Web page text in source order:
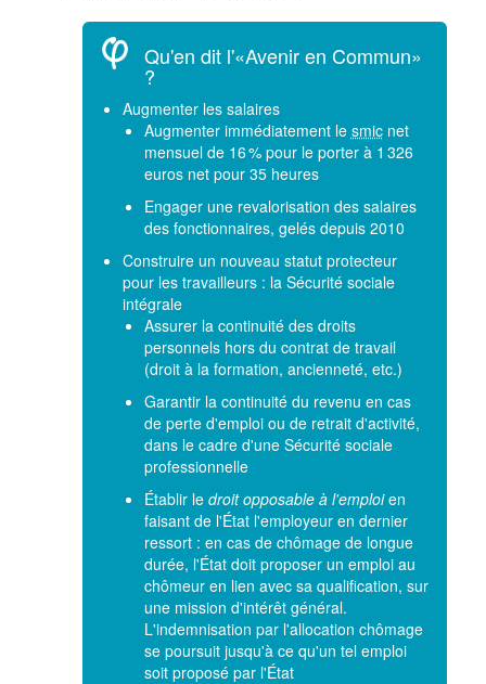
Qu'en dit l'«Avenir en Commun»
?
Augmenter les salaires
Augmenter immédiatement le smicnet
mensuel de 16 % pour le porter à 1 326
euros net pour 35 heures
Engager une revalorisation des salaires
des fonctionnaires, gelés depuis 2010
Construire un nouveau statut protecteur
pour les travailleurs : la Sécurité sociale
intégrale
Assurer la continuité des droits
personnels hors du contrat de travail
(droit à la formation, ancienneté, etc.)
Garantir la continuité du revenu en cas
de perte d'emploi ou de retrait d'activité,
dans le cadre d'une Sécurité sociale
professionnelle
Établir le droit opposable à l'emploien
faisant de l'État l'employeur en dernier
ressort : en cas de chômage de longue
durée, l'État doit proposer un emploi au
chômeur en lien avec sa qualification, sur
une mission d'intérêt général.
L'indemnisation par l'allocation chômage
se poursuit jusqu'à ce qu'un tel emploi
soit proposé par l'État